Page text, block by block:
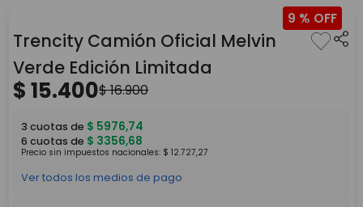
4 .
monopatin
5
toy story
9 %
Trencity Camión Oficial Melvin
Verde Edición Limitada
$15.400$16.900
3 cuotas de $ 5976,74
6 cuotas de $ 3356,68
Precio sin impuestos nacionales: $ 12.727,27
Ver todos los medios de pago